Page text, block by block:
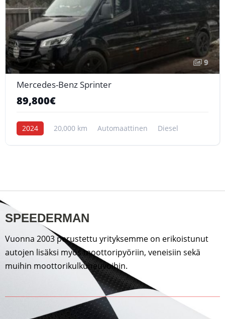
9
Mercedes-Benz Sprinter
89,800€
2024 20,000 km Automaattinen Diesel
SPEEDERMAN
Vuonna 2003 perustettu yrityksemme on erikoistunut
autojen lisäksi myös moottoripyöriin, veneisiin sekä
muihin moottorikulkuneuvoihin.